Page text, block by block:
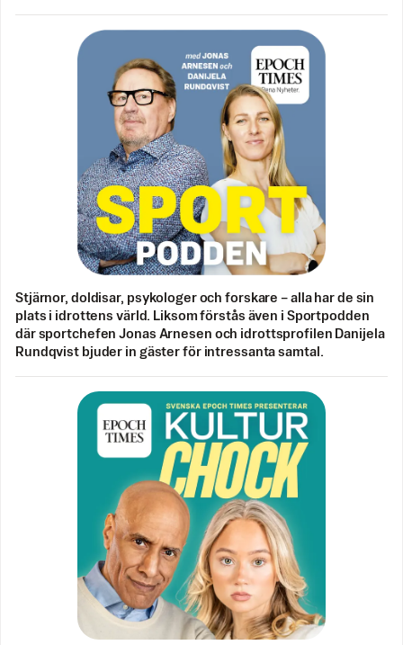
Stjärnor, doldisar, psykologer och forskare – alla har de sin
plats i idrottens värld. Liksom förstås även i Sportpodden
där sportchefen Jonas Arnesen och idrottsprofilen Danijela
Rundqvist bjuder in gäster för intressanta samtal.